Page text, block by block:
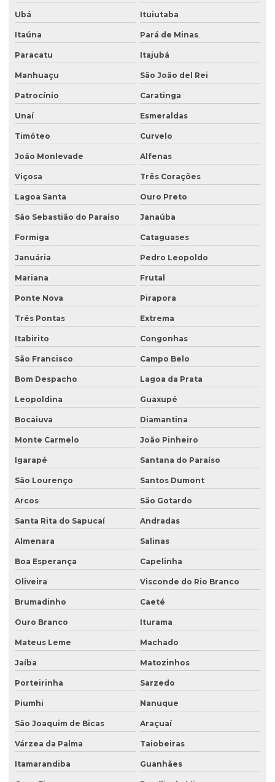
Empresa que faz análise de água
Empresa que faz análise de solo
Empresa de retirada de tanque subterrâneo
Empresa de retirada de tanques
Empresa de sondagem ambiental
Empresa sondagem de solo
Empresas de consultoria ambiental
Empresas de consultoria meio ambiente
Empresas que fazem análise de água
Ensaio percolação do solo
Ensaio triaxial de solos
Escritório de consultoria ambiental
Estudo hidrogeológico
Estudo hidrológico
Estudo hidrológico para outorga
Estudo hidrológico para pontes
Estudo de passivo ambiental
Exploração de águas subterrâneas
Gerenciamento de efluentes
Instalação de tanques de combustíveis subterrâneos
Investigação ambiental
Investigação ambiental confirmatória
Investigação ambiental detalhada
Investigação ambiental preliminar
Investigação confirmatória
Investigação confirmatória de passivo ambiental
Investigação detalhada de passivo ambiental
Laboratório de análise de água
Laboratório de análise de efluentes
Laudo hidrogeológico
Laudo de passivo ambiental
Licenciamento ambiental de aterro sanitário
Ubá Ituiutaba
Itaúna Pará de Minas
Paracatu Itajubá
Manhuaçu São João del Rei
Patrocínio Caratinga
Unaí Esmeraldas
Timóteo Curvelo
João Monlevade Alfenas
Viçosa Três Corações
Lagoa Santa Ouro Preto
São Sebastião do Paraíso Janaúba
Formiga Cataguases
Januária Pedro Leopoldo
Mariana Frutal
Ponte Nova Pirapora
Três Pontas Extrema
Itabirito Congonhas
São Francisco Campo Belo
Bom Despacho Lagoa da Prata
Leopoldina Guaxupé
Bocaiuva Diamantina
Monte Carmelo João Pinheiro
Igarapé Santana do Paraíso
São Lourenço Santos Dumont
Arcos São Gotardo
Santa Rita do Sapucaí Andradas
Almenara Salinas
Boa Esperança Capelinha
Oliveira Visconde do Rio Branco
Brumadinho Caeté
Ouro Branco Iturama
Mateus Leme Machado
Jaíba Matozinhos
Porteirinha Sarzedo
Piumhi Nanuque
São Joaquim de Bicas Araçuaí
Várzea da Palma Taiobeiras
Itamarandiba Guanhães